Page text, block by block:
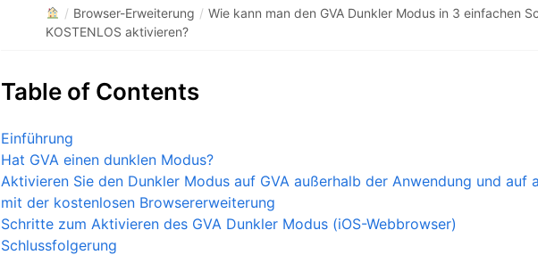
/ Browser-Erweiterung / Wie kann man den GVA Dunkler Modus in 3 einfachen
KOSTENLOS aktivieren?
Table of Contents
Einführung
Hat GVA einen dunklen Modus?
Aktivieren Sie den Dunkler Modus auf GVA außerhalb der Anwendung und auf
mit der kostenlosen Browsererweiterung
Schritte zum Aktivieren des GVA Dunkler Modus (iOS-Webbrowser)
Schlussfolgerung